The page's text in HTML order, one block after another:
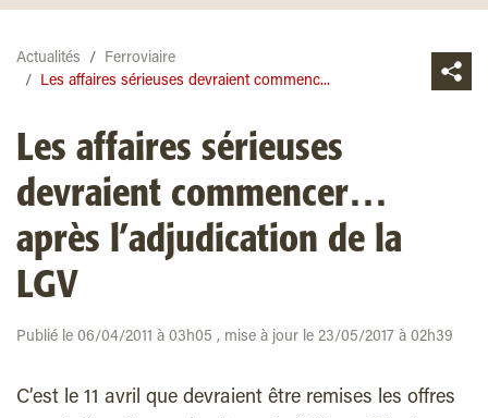
Actualités
Ferroviaire
Les affaires sérieuses devraient commenc...
Les affaires sérieuses
devraient commencer…
après l’adjudication de la
LGV
Publié le 06/04/2011 à 03h05 , mise à jour le 23/05/2017 à 02h39
C’est le 11 avril que devraient être remises les offres